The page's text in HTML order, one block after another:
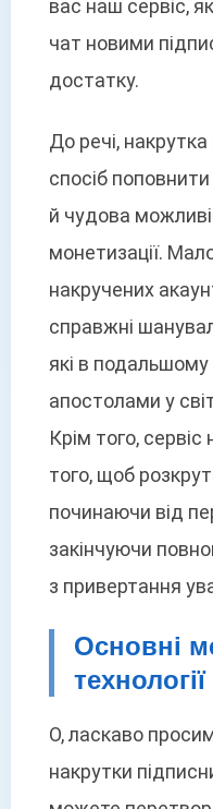
вас наш сервіс,
чат новими
достатку.
До речі,
спосіб
й чудова
монетизації.
накручених
справжні
які в
апостолами у
Крім того,
того, щоб
починаючи від
закінчуючи
з привертання
Основні
технології
О, ласкаво
накрутки